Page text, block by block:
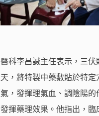
科李昌諴主任表示，三
，將特製中藥敷貼於特
，發揮理氣血、調陰陽
揮藥理效果。他指出，